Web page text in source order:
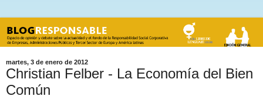
martes, 3 de enero de 2012
Christian Felber - La Economía del Bien
Común